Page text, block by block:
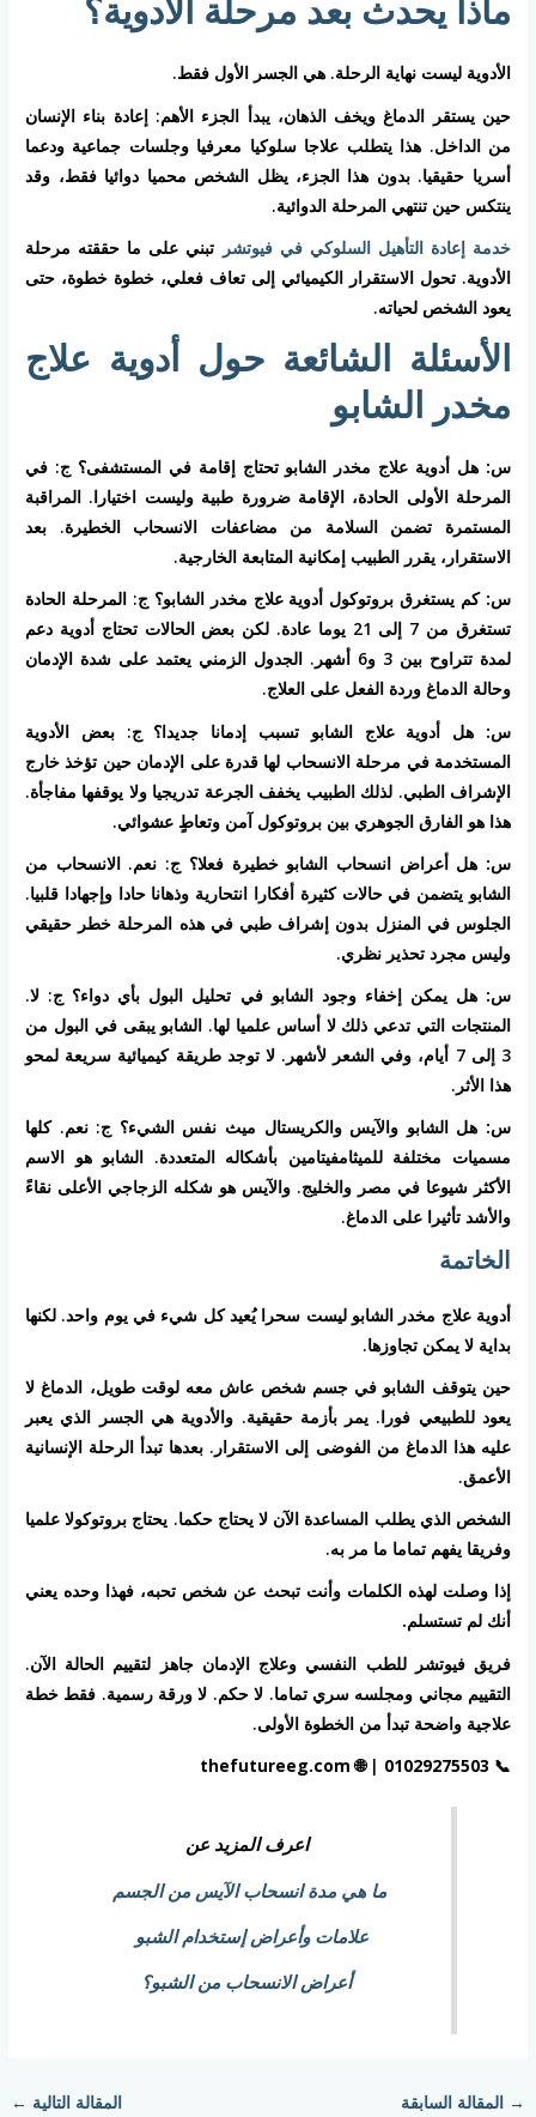
ماذا يحدث بعد مرحلة الأدوية؟
الأدوية ليست نهاية الرحلة. هي الجسر الأول فقط.
حين يستقر الدماغ ويخف الذهان، يبدأ الجزء الأهم: إعادة بناء الإنسان
من الداخل. هذا يتطلب علاجا سلوكيا معرفيا وجلسات جماعية ودعما
أسريا حقيقيا. بدون هذا الجزء، يظل الشخص محميا دوائيا فقط، وقد
ينتكس حين تنتهي المرحلة الدوائية.
خدمة إعادة التأهيل السلوكي في فيوتشر تبني على ما حققته مرحلة
الأدوية. تحول الاستقرار الكيميائي إلى تعاف فعلي، خطوة خطوة، حتى
يعود الشخص لحياته.
الأسئلة الشائعة حول أدوية علاج
مخدر الشابو
س: هل أدوية علاج مخدر الشابو تحتاج إقامة في المستشفى؟ ج: في
المرحلة الأولى الحادة، الإقامة ضرورة طبية وليست اختيارا. المراقبة
المستمرة تضمن السلامة من مضاعفات الانسحاب الخطيرة. بعد
الاستقرار، يقرر الطبيب إمكانية المتابعة الخارجية.
س: كم يستغرق بروتوكول أدوية علاج مخدر الشابو؟ ج: المرحلة الحادة
تستغرق من 7 إلى 21 يوما عادة. لكن بعض الحالات تحتاج أدوية دعم
لمدة تتراوح بين 3 و6 أشهر. الجدول الزمني يعتمد على شدة الإدمان
وحالة الدماغ وردة الفعل على العلاج.
س: هل أدوية علاج الشابو تسبب إدمانا جديدا؟ ج: بعض الأدوية
المستخدمة في مرحلة الانسحاب لها قدرة على الإدمان حين تؤخذ خارج
الإشراف الطبي. لذلك الطبيب يخفف الجرعة تدريجيا ولا يوقفها مفاجأة.
هذا هو الفارق الجوهري بين بروتوكول آمن وتعاطٍ عشوائي.
س: هل أعراض انسحاب الشابو خطيرة فعلا؟ ج: نعم. الانسحاب من
الشابو يتضمن في حالات كثيرة أفكارا انتحارية وذهانا حادا وإجهادا قلبيا.
الجلوس في المنزل بدون إشراف طبي في هذه المرحلة خطر حقيقي
وليس مجرد تحذير نظري.
س: هل يمكن إخفاء وجود الشابو في تحليل البول بأي دواء؟ ج: لا.
المنتجات التي تدعي ذلك لا أساس علميا لها. الشابو يبقى في البول من
3 إلى 7 أيام، وفي الشعر لأشهر. لا توجد طريقة كيميائية سريعة لمحو
هذا الأثر.
س: هل الشابو والآيس والكريستال ميث نفس الشيء؟ ج: نعم. كلها
مسميات مختلفة للميثامفيتامين بأشكاله المتعددة. الشابو هو الاسم
الأكثر شيوعا في مصر والخليج. والآيس هو شكله الزجاجي الأعلى نقاءً
والأشد تأثيرا على الدماغ.
الخاتمة
أدوية علاج مخدر الشابو ليست سحرا يُعيد كل شيء في يوم واحد. لكنها
بداية لا يمكن تجاوزها.
حين يتوقف الشابو في جسم شخص عاش معه لوقت طويل، الدماغ لا
يعود للطبيعي فورا. يمر بأزمة حقيقية. والأدوية هي الجسر الذي يعبر
عليه هذا الدماغ من الفوضى إلى الاستقرار. بعدها تبدأ الرحلة الإنسانية
الأعمق.
الشخص الذي يطلب المساعدة الآن لا يحتاج حكما. يحتاج بروتوكولا علميا
وفريقا يفهم تماما ما مر به.
إذا وصلت لهذه الكلمات وأنت تبحث عن شخص تحبه، فهذا وحده يعني
أنك لم تستسلم.
فريق فيوتشر للطب النفسي وعلاج الإدمان جاهز لتقييم الحالة الآن.
التقييم مجاني ومجلسه سري تماما. لا حكم. لا ورقة رسمية. فقط خطة
علاجية واضحة تبدأ من الخطوة الأولى.
📞
01029275503
| 🌐
thefutureeg.com
اعرف المزيد عن
ما هي مدة انسحاب الآيس من الجسم
علامات وأعراض إستخدام الشبو
أعراض الانسحاب من الشبو؟
→ المقالة السابقة المقالة التالية ←